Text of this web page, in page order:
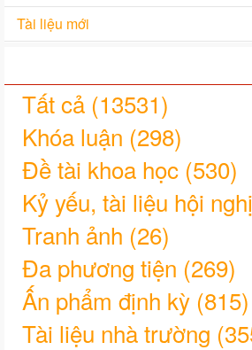
Tài liệu mới
Tất cả (13531)
Khóa luận (298)
Đề tài khoa học (530)
Kỷ yếu, tài liệu hội
Tranh ảnh (26)
Đa phương tiện (269)
Ấn phẩm định kỳ (815)
Tài liệu nhà trường